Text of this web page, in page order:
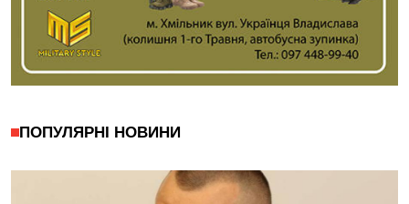
ПОПУЛЯРНІ НОВИНИ